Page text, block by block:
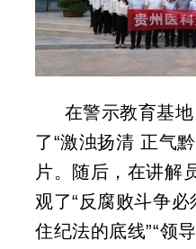
在警示教育基
了“激浊扬清 正气
片。随后，在讲解
观了“反腐败斗争必
住纪法的底线”“领